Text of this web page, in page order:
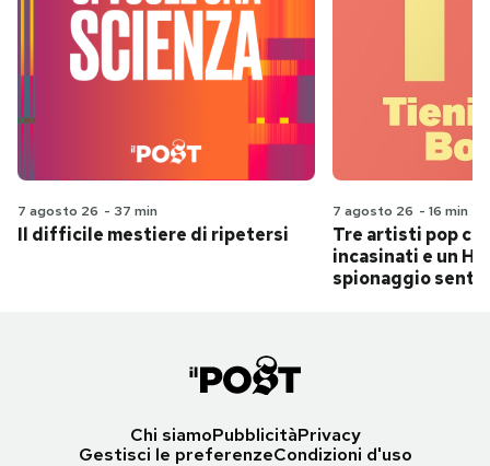
7 agosto 26 - 37 min
Il difficile mestiere di ripetersi
7 agosto 26 - 16 min
Tre artisti pop
incasinati e un
spionaggio
Chi siamoPubblicitàPrivacy
Gestisci le preferenzeCondizioni d'uso